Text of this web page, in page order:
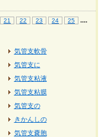
21 22 23 24 25 ....
気管支軟骨
気管支に
気管支粘液
気管支粘膜
気管支の
きかんしの
気管支嚢胞